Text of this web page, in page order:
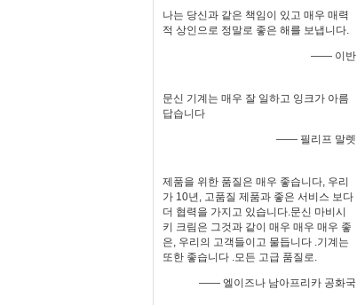
나는 당신과 같은 책임이 있고 매우 매력
적 상인으로 정말로 좋은 해를 보냅니다.
—— 이반
문신 기계는 매우 잘 일하고 잉크가 아름
답습니다
—— 필리프 말렛
제품을 위한 품질은 매우 좋습니다, 우리
가 10년, 고품질 제품과 좋은 서비스 보다
더 협력을 가지고 있습니다.문신 마비시
키 크림은 그것과 같이 매우 매우 매우 좋
은, 우리의 고객들이고 물듭니다 .기계는
또한 좋습니다 .모든 고급 품질로.
—— 엘이즈나 남아프리카 공화국